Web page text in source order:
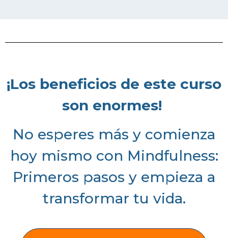
¡Los beneficios de este curso
son enormes!
No esperes más y comienza
hoy mismo con Mindfulness:
Primeros pasos y empieza a
transformar tu vida.